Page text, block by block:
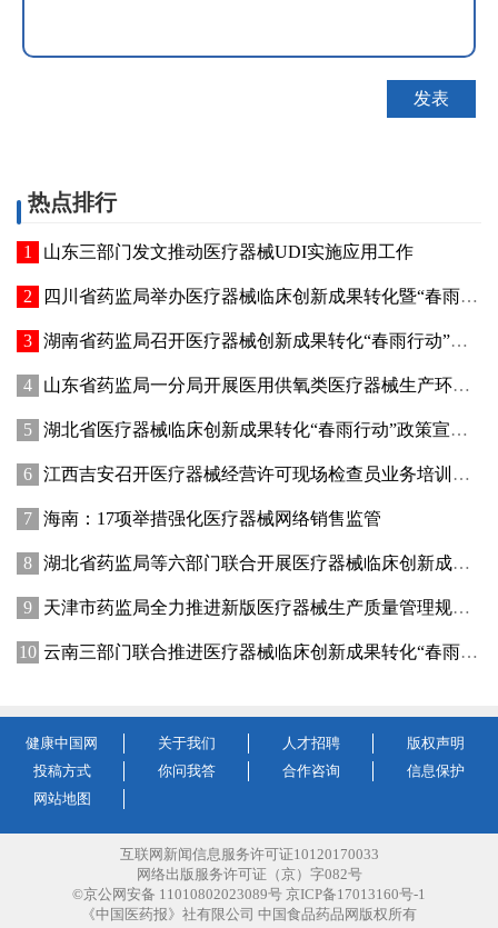
热点排行
山东三部门发文推动医疗器械UDI实施应用工作
四川省药监局举办医疗器械临床创新成果转化暨“春雨行动”宣贯培训会
湖南省药监局召开医疗器械创新成果转化“春雨行动”推进会
山东省药监局一分局开展医用供氧类医疗器械生产环节专项检查
湖北省医疗器械临床创新成果转化“春雨行动”政策宣讲暨首批临床创新成果供需对接会在武汉举办
江西吉安召开医疗器械经营许可现场检查员业务培训暨廉政纪律教育会议
海南：17项举措强化医疗器械网络销售监管
湖北省药监局等六部门联合开展医疗器械临床创新成果转化“春雨行动”
天津市药监局全力推进新版医疗器械生产质量管理规范落地实施
云南三部门联合推进医疗器械临床创新成果转化“春雨行动”
健康中国网 关于我们 人才招聘
版权声明
投稿方式
你问我答 合作咨询
信息保护
网站地图
互联网新闻信息服务许可证10120170033
网络出版服务许可证（京）字082号
©京公网安备 11010802023089号 京ICP备17013160号-1
《中国医药报》社有限公司 中国食品药品网版权所有